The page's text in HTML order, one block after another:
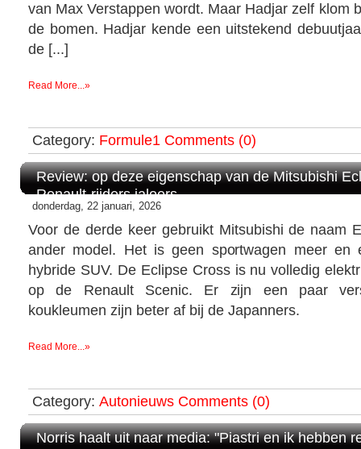
van Max Verstappen wordt. Maar Hadjar zelf klom
de bomen. Hadjar kende een uitstekend
de [...]
Read More...»
Category: Formule1 Comments (0)
Review: op deze eigenschap van de Mitsubishi
Renault-rijders jaloers
donderdag, 22 januari, 2026
Voor de derde keer gebruikt Mitsubishi de naam
ander model. Het is geen sportwagen meer en
hybride SUV. De Eclipse Cross is nu volledig
op de Renault Scenic. Er zijn een paar
koukleumen zijn beter af bij de Japanners.
Read More...»
Category: Autonieuws Comments (0)
Norris haalt uit naar media: "Piastri en ik hebben